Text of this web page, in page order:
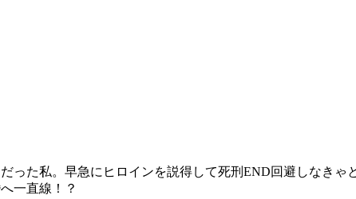
った私。早急にヒロインを説得して死刑END回避しなき
一直線！？